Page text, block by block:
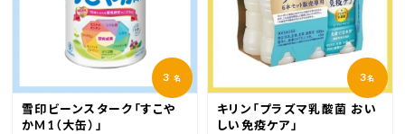
3 名
雪印ビーンスターク「すこや
かM1（大缶）」
3名
キリン「プラズマ乳酸菌 おい
しい免疫ケア」